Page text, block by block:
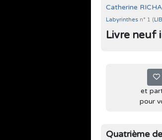
Catherine
Labyrinthes n° 1 (
Livre neuf
et
pour
Quatrième